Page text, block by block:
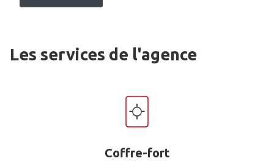
Les services de l'agence
Coffre-fort